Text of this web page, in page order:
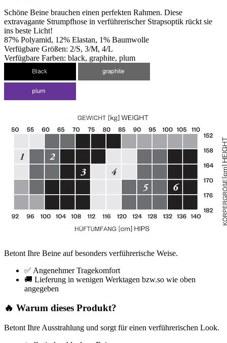
Schöne Beine brauchen einen perfekten Rahmen. Diese
extravagante Strumpfhose in verführerischer Strapsoptik rückt sie
ins beste Licht!
87% Polyamid, 12% Elastan, 1% Baumwolle
Verfügbare Größen: 2/S, 3/M, 4/L
Verfügbare Farben: black, graphite, plum
Betont Ihre Beine auf besonders verführerische Weise.
✅ Angenehmer Tragekomfort
🚚 Lieferung in wenigen Werktagen bzw.so wie oben
angegeben
🔥 Warum dieses Produkt?
Betont Ihre Ausstrahlung und sorgt für einen verführerischen Look.